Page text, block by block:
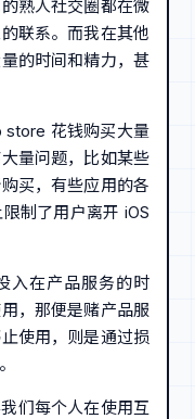
熟人社交圈都在微
联系。而我在其他
的时间和精力，甚
store 花钱购买大量
量问题，比如某些
买，有些应用的各
制了用户离开 iOS
入在产品服务的时
，那便是赌产品服
使用，则是通过损
们每个人在使用互